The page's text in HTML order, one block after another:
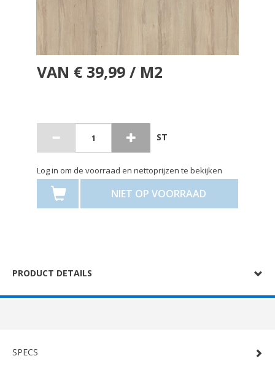
VAN € 39,99 / M2
ST
Log in om de voorraad en nettoprijzen te bekijken
NIET OP VOORRAAD
PRODUCT DETAILS
SPECS